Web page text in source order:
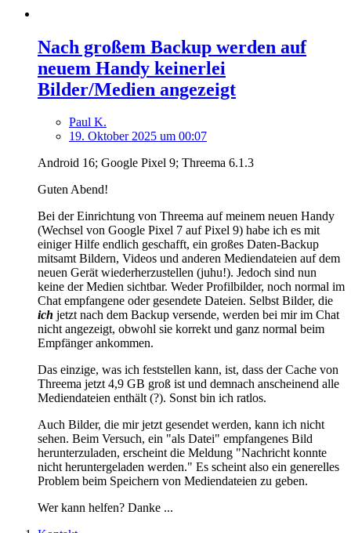
Nach großem Backup werden auf
neuem Handy keinerlei
Bilder/Medien angezeigt
Paul K.
19. Oktober 2025 um 00:07
Android 16; Google Pixel 9; Threema 6.1.3
Guten Abend!
Bei der Einrichtung von Threema auf meinem neuen Handy
(Wechsel von Google Pixel 7 auf Pixel 9) habe ich es mit
einiger Hilfe endlich geschafft, ein großes Daten-Backup
mitsamt Bildern, Videos und anderen Mediendateien auf dem
neuen Gerät wiederherzustellen (juhu!). Jedoch sind nun
keine der Medien sichtbar. Weder Profilbilder, noch normal im
Chat empfangene oder gesendete Dateien. Selbst Bilder, die
ich jetzt nach dem Backup versende, werden bei mir im Chat
nicht angezeigt, obwohl sie korrekt und ganz normal beim
Empfänger ankommen.
Das einzige, was ich feststellen kann, ist, dass der Cache von
Threema jetzt 4,9 GB groß ist und demnach anscheinend alle
Mediendateien enthält (?). Sonst bin ich ratlos.
Auch Bilder, die mir jetzt gesendet werden, kann ich nicht
sehen. Beim Versuch, ein "als Datei" empfangenes Bild
herunterzuladen, erscheint die Meldung "Nachricht konnte
nicht heruntergeladen werden." Es scheint also ein generelles
Problem beim Speichern von Mediendateien zu geben.
Wer kann helfen? Danke ...